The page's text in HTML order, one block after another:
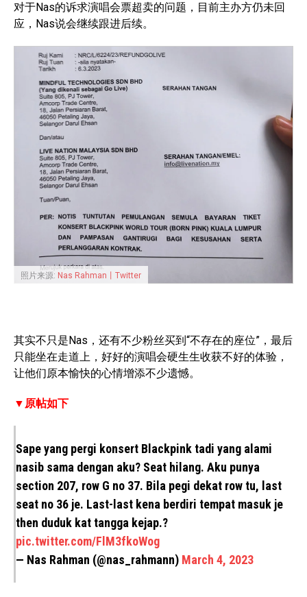
对于Nas的诉求演唱会票超卖的问题，目前主办方仍未回
应，Nas说会继续跟进后续。
照片来源: Nas Rahman丨Twitter
其实不只是Nas，还有不少粉丝买到“不存在的座位”，最后
只能坐在走道上，好好的演唱会硬生生收获不好的体验，
让他们原本愉快的心情增添不少遗憾。
▼原帖如下
Sape yang pergi konsert Blackpink tadi yang alami
nasib sama dengan aku? Seat hilang. Aku punya
section 207, row G no 37. Bila pegi dekat row tu, last
seat no 36 je. Last-last kena berdiri tempat masuk je
then duduk kat tangga kejap.?
pic.twitter.com/FlM3fkoWog
— Nas Rahman (@nas_rahmann) March 4, 2023